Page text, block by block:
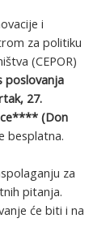
i
za politiku
(CEPOR)
poslovanja
27.
(Don
besplatna.
za
pitanja.
će biti i na